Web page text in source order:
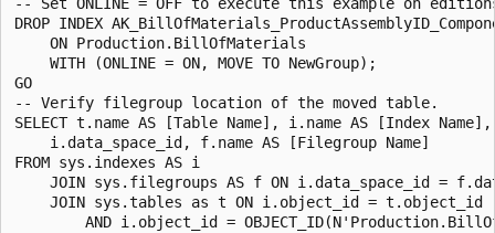
-- Set ONLINE = OFF to execute this example on
DROP INDEX
    ON Production.BillOfMaterials
    WITH (ONLINE = ON, MOVE TO NewGroup);
GO
-- Verify filegroup location of the moved table.
SELECT t.name AS [Table Name], i.name AS [Index
    i.data_space_id, f.name AS [Filegroup Name]
FROM sys.indexes AS i
JOIN sys.filegroups AS f ON i.data_space_id =
    JOIN sys.tables as t ON i.object_id = t.object_id
AND i.object_id =